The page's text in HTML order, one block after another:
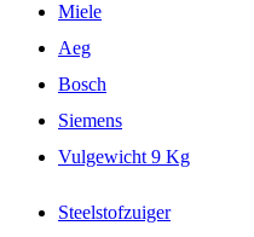
Miele
Aeg
Bosch
Siemens
Vulgewicht 9 Kg
Steelstofzuiger